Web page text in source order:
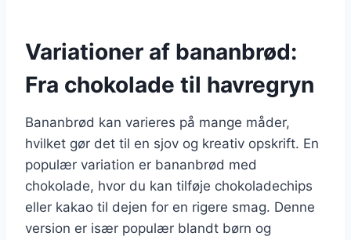
Variationer af bananbrød:
Fra chokolade til havregryn
Bananbrød kan varieres på mange måder,
hvilket gør det til en sjov og kreativ opskrift. En
populær variation er bananbrød med
chokolade, hvor du kan tilføje chokoladechips
eller kakao til dejen for en rigere smag. Denne
version er især populær blandt børn og